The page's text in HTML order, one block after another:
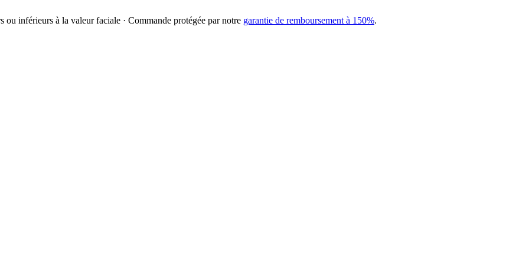
inférieurs à la valeur faciale · Commande protégée par notre garantie de remboursement à 150%.